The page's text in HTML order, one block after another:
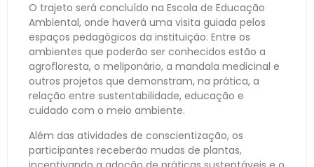
O trajeto será concluído na Escola de Educação
Ambiental, onde haverá uma visita guiada pelos
espaços pedagógicos da instituição. Entre os
ambientes que poderão ser conhecidos estão a
agrofloresta, o meliponário, a mandala medicinal e
outros projetos que demonstram, na prática, a
relação entre sustentabilidade, educação e
cuidado com o meio ambiente.
Além das atividades de conscientização, os
participantes receberão mudas de plantas,